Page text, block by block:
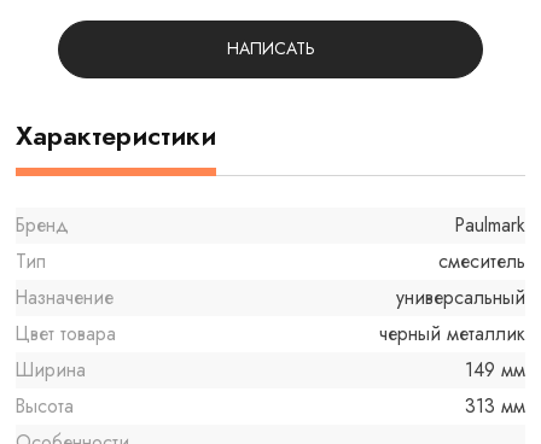
НАПИСАТЬ
Характеристики
Бренд
Paulmark
Тип
смеситель
Назначение
универсальный
Цвет товара
черный металлик
Ширина
149 мм
Высота
313 мм